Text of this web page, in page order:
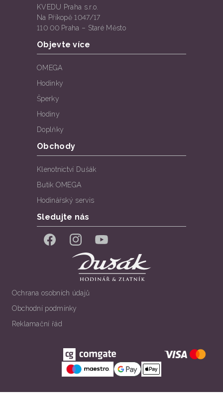
KVEDU Praha s.r.o.
Na Příkopě 1047/17
110 00 Praha – Staré Město
Objevte více
OMEGA
Hodinky
Šperky
Hodiny
Doplňky
Obchody
Klenotnictví Dušák
Butik OMEGA
Hodinářský servis
Sledujte nás
FacebookInstagramYouTube
Ochrana osobních údajů
Obchodní podmínky
Reklamační řád